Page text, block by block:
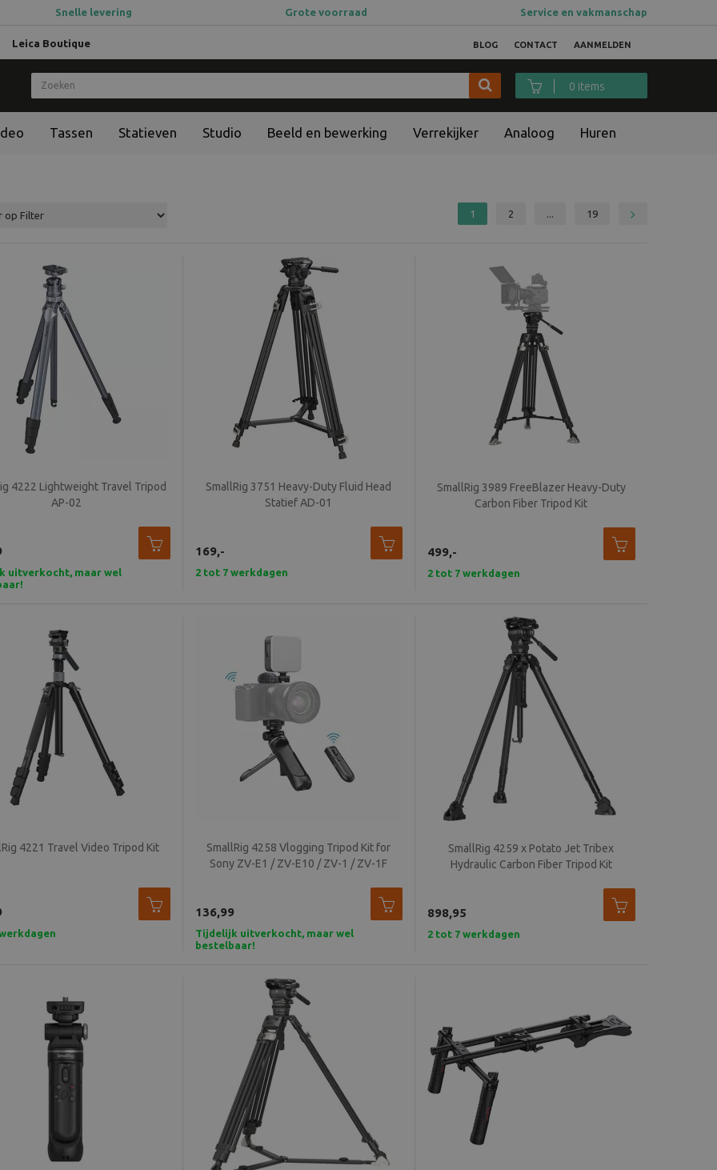
Snelle levering Grote voorraad Service en vakmanschap
AANMELDEN
BLOG CONTACT
Leica Boutique
0 items
Tassen Statieven Studio Beeld en bewerking Verrekijker Analoog Huren
1 2 ... 19
4222 Lightweight Travel Tripod
AP-02
uitverkocht, maar wel
SmallRig 3751 Heavy-Duty Fluid Head
Statief AD-01
169,-
2 tot 7 werkdagen
SmallRig 3989 FreeBlazer Heavy-Duty
Carbon Fiber Tripod Kit
499,-
2 tot 7 werkdagen
4221 Travel Video Tripod Kit
SmallRig 4258 Vlogging Tripod Kit for
Sony ZV-E1 / ZV-E10 / ZV-1 / ZV-1F
136,99
Tijdelijk uitverkocht, maar wel
bestelbaar!
SmallRig 4259 x Potato Jet Tribex
Hydraulic Carbon Fiber Tripod Kit
898,95
2 tot 7 werkdagen